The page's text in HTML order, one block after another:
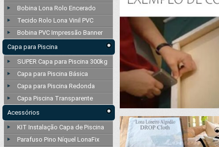
Bobina Lona Rolo Encerado
Tecido Rolo Lona Vinil PVC
Bobina PVC Impressão Banner
Capa para Piscina
SUPER Capa para Piscina 300kg
Capa para Piscina Básica
Capa para Piscina Redonda
Capa Piscina Transparente
Acessórios
KIT Instalação Capa de Piscina
Parafuso Pino Níquel LonaFix